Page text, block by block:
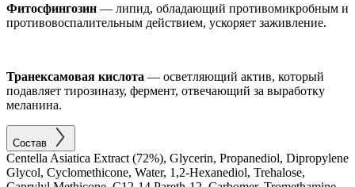
Фитосфингозин — липид, обладающий противомикробным и
противовоспалительным действием, ускоряет заживление.
Транексамовая кислота — осветляющий актив, который
подавляет тирозиназу, фермент, отвечающий за выработку
меланина.
Состав
Centella Asiatica Extract (72%), Glycerin, Propanediol, Dipropylene
Glycol, Cyclomethicone, Water, 1,2-Hexanediol, Trehalose,